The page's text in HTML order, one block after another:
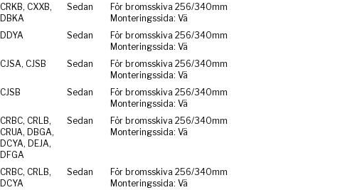
CRKB, CXXB,
DBKA
Sedan
För bromsskiva 256/340mm
Monteringssida: Vä
DDYA Sedan
För bromsskiva 256/340mm
Monteringssida: Vä
CJSA, CJSB Sedan
För bromsskiva 256/340mm
Monteringssida: Vä
CJSB Sedan
För bromsskiva 256/340mm
Monteringssida: Vä
CRBC, CRLB,
CRUA, DBGA,
DCYA, DEJA,
DFGA
Sedan
För bromsskiva 256/340mm
Monteringssida: Vä
CRBC, CRLB,
DCYA
Sedan
För bromsskiva 256/340mm
Monteringssida: Vä